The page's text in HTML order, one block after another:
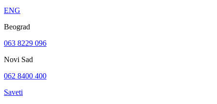
ENG
Beograd
063 8229 096
Novi Sad
062 8400 400
Saveti